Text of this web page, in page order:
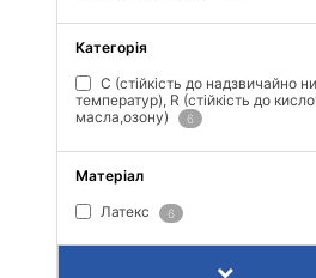
Категорія
C (стійкість до надзвичайно
температур), R (стійкість до
масла,озону)
6
Матеріал
Латекс 6